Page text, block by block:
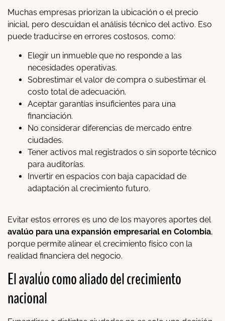
Muchas empresas priorizan la ubicación o el precio
inicial, pero descuidan el análisis técnico del activo. Eso
puede traducirse en errores costosos, como:
Elegir un inmueble que no responde a las
necesidades operativas.
Sobrestimar el valor de compra o subestimar el
costo total de adecuación.
Aceptar garantías insuficientes para una
financiación.
No considerar diferencias de mercado entre
ciudades.
Tener activos mal registrados o sin soporte técnico
para auditorías.
Invertir en espacios con baja capacidad de
adaptación al crecimiento futuro.
Evitar estos errores es uno de los mayores aportes del
avalúo para una expansión empresarial en Colombia,
porque permite alinear el crecimiento físico con la
realidad financiera del negocio.
El avalúo como aliado del crecimiento
nacional